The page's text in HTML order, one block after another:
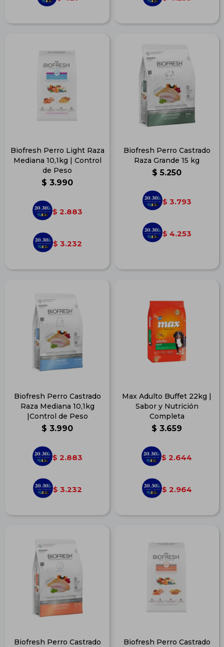
Biofresh Perro Light Raza
Mediana 10,1kg | Control
de Peso
$ 3.990
$ 2.883
$ 3.232
Biofresh Perro Castrado
Raza Grande 15 kg
$ 5.250
$ 3.793
$ 4.253
Biofresh Perro Castrado
Raza Mediana 10,1kg
|Control de Peso
$ 3.990
$ 2.883
$ 3.232
Max Adulto Buffet 22kg |
Sabor y Nutrición
Completa
$ 3.659
$ 2.644
$ 2.964
Biofresh Perro Castrado
Biofresh Perro Castrado